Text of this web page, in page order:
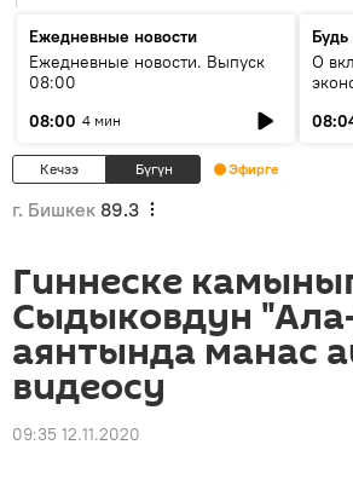
Ежедневные новости
Ежедневные новости. Выпуск
08:00
08:00 4 мин
Будь
О
Кечээ Бүгүн Эфирге
г. Бишкек 89.3
Гиннеске
Сыдыковдун
аянтында манас
видеосу
09:35 12.11.2020